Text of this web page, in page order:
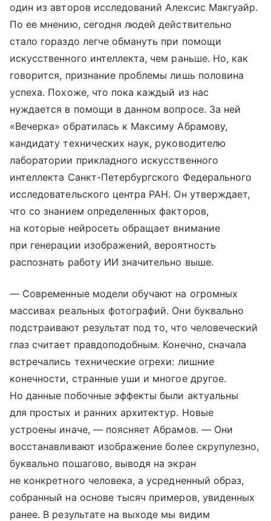
один из авторов исследований Алексис Макгуайр.
По ее мнению, сегодня людей действительно
стало гораздо легче обмануть при помощи
искусственного интеллекта, чем раньше. Но, как
говорится, признание проблемы лишь половина
успеха. Похоже, что пока каждый из нас
нуждается в помощи в данном вопросе. За ней
«Вечерка» обратилась к Максиму Абрамову,
кандидату технических наук, руководителю
лаборатории прикладного искусственного
интеллекта Санкт-Петербургского Федерального
исследовательского центра РАН. Он утверждает,
что со знанием определенных факторов,
на которые нейросеть обращает внимание
при генерации изображений, вероятность
распознать работу ИИ значительно выше.
— Современные модели обучают на огромных
массивах реальных фотографий. Они буквально
подстраивают результат под то, что человеческий
глаз считает правдоподобным. Конечно, сначала
встречались технические огрехи: лишние
конечности, странные уши и многое другое.
Но данные побочные эффекты были актуальны
для простых и ранних архитектур. Новые
устроены иначе, — поясняет Абрамов. — Они
восстанавливают изображение более скрупулезно,
буквально пошагово, выводя на экран
не конкретного человека, а усредненный образ,
собранный на основе тысяч примеров, увиденных
ранее. В результате на выходе мы видим